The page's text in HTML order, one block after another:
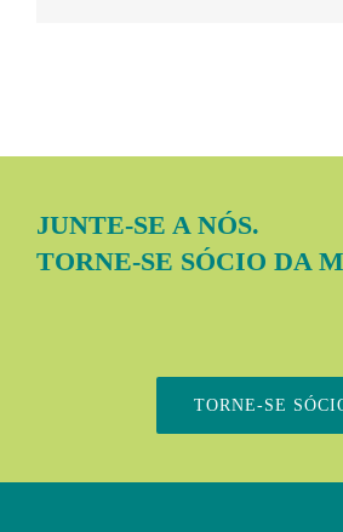
JUNTE-SE A NÓS.
TORNE-SE SÓCIO DA
TORNE-SE